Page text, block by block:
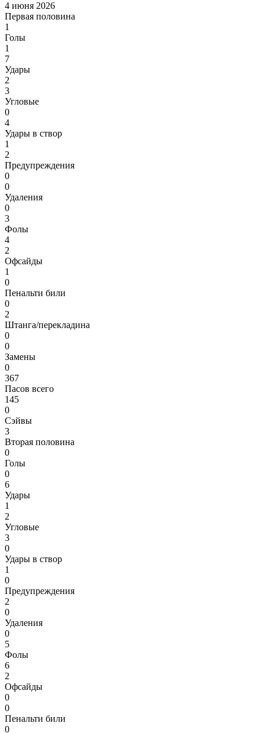
4 июня 2026
Первая половина
1
Голы
1
7
Удары
2
3
Угловые
0
4
Удары в створ
1
2
Предупреждения
0
0
Удаления
0
3
Фолы
4
2
Офсайды
1
0
Пенальти били
0
2
Штанга/перекладина
0
0
Замены
0
367
Пасов всего
145
0
Сэйвы
3
Вторая половина
0
Голы
0
6
Удары
1
2
Угловые
3
0
Удары в створ
1
0
Предупреждения
2
0
Удаления
0
5
Фолы
6
2
Офсайды
0
0
Пенальти били
0